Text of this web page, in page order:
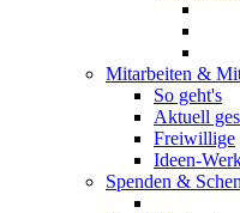
Mitarbeiten &
So geht's
Aktuell
Freiwillige
Ideen-
Spenden &